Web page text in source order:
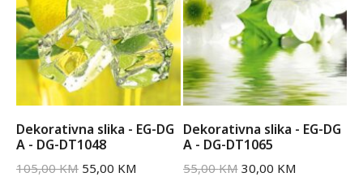
Dekorativna slika - EG-DG
A - DG-DT1048
105,00KM 55,00 KM
Dekorativna slika - EG-DG
A - DG-DT1065
55,00KM 30,00 KM